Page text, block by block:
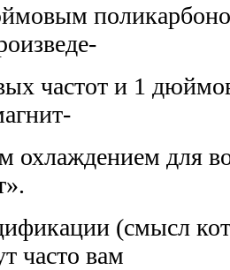
частот и 1
для
(смысл
часто вам